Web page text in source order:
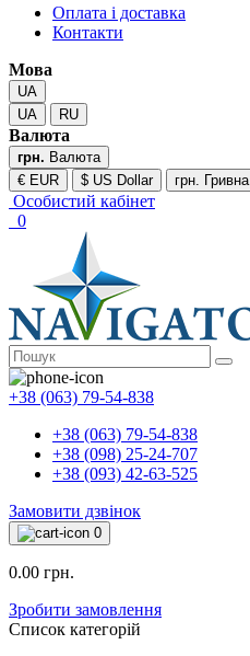
Оплата і доставка
Контакти
Мова
UA
UA
RU
Валюта
грн. Валюта
€ EUR
$ US Dollar грн. Гривна
Особистий кабінет
0
+38 (063) 79-54-838
+38 (063) 79-54-838
+38 (098) 25-24-707
+38 (093) 42-63-525
Замовити дзвінок
0
0.00 грн.
Зробити замовлення
Список категорій